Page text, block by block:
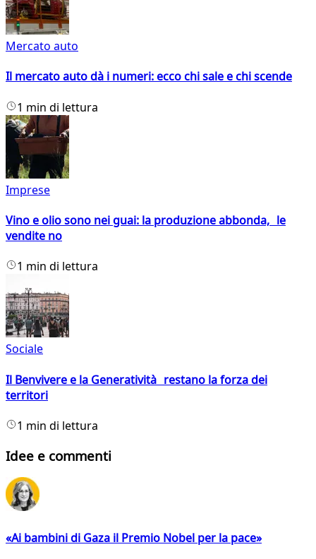
Mercato auto
Il mercato auto dà i numeri: ecco chi sale e chi scende
1 min di lettura
Imprese
Vino e olio sono nei guai: la produzione abbonda, le
vendite no
1 min di lettura
Sociale
Il Benvivere e la Generatività restano la forza dei
territori
1 min di lettura
Idee e commenti
«Ai bambini di Gaza il Premio Nobel per la pace»